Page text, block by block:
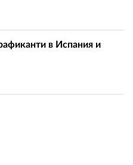
в Испания и